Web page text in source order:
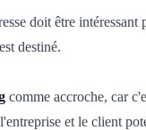
doit être intéressant
destiné.
comme accroche, car
et le client